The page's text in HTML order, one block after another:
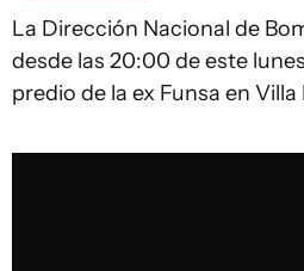
La Dirección Nacional de
desde las 20:00 de este
predio de la ex Funsa en Villa